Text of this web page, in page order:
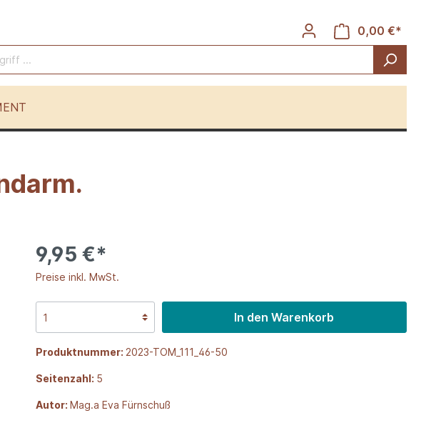
0,00 €*
Therapien
9,95 €*
Preise inkl. MwSt.
In den Warenkorb
Produktnummer: 2023-TOM_111_46-50
Seitenzahl: 5
Autor: Mag.a Eva Fürnschuß